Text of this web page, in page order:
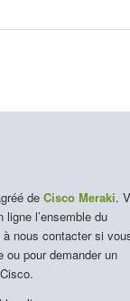
de Cisco Meraki.
l’ensemble du
nous contacter si
pour demander un